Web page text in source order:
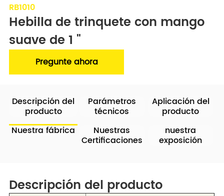
RB1010
Hebilla de trinquete con mango
suave de 1 "
Pregunte ahora
Descripción del
producto
Parámetros
técnicos
Aplicación del
producto
Nuestra fábrica
Nuestras
Certificaciones
nuestra
exposición
Descripción del producto